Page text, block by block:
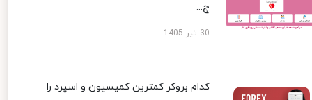
چ...
30 تیر 1405
کدام بروکر کمترین کمیسیون و اسپرد را